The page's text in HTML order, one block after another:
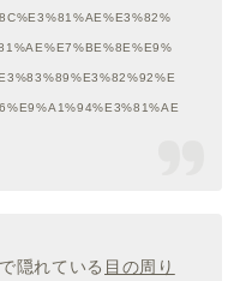
隠れている 目の周り